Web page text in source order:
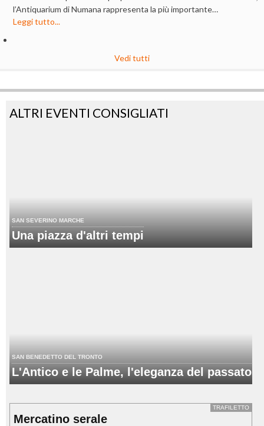
l’Antiquarium di Numana rappresenta la più importante…
Leggi tutto...
Vedi tutti
ALTRI EVENTI CONSIGLIATI
SAN SEVERINO MARCHE
Una piazza d'altri tempi
SAN BENEDETTO DEL TRONTO
L'Antico e le Palme, l'eleganza del passato
TRAFILETTO
Mercatino serale